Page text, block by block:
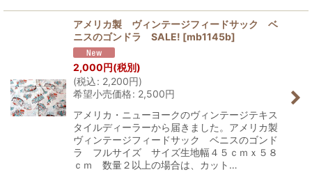
アメリカ製 ヴィンテージフィードサック ベ
ニスのゴンドラ SALE! [mb1145b]
2,000円(税別)
(税込: 2,200円)
希望小売価格: 2,500円
アメリカ・ニューヨークのヴィンテージテキス
タイルディーラーから届きました。アメリカ製
ヴィンテージフィードサック ベニスのゴンド
ラ フルサイズ サイズ生地幅４５ｃｍｘ５８
ｃｍ 数量２以上の場合は、カット…